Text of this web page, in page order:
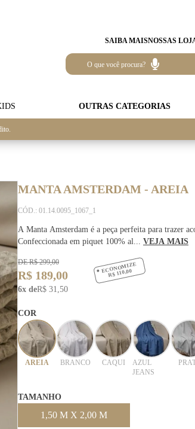
SAIBA MAISNOSSAS
OUTRAS CATEGORIAS
MANTA AMSTERDAM - AREIA
CÓD.: 01.14.0095_1067_1
A Manta Amsterdam é a peça perfeita para trazer
Confeccionada em piquet 100% al... VEJA MAIS
DE R$ 299,00
R$ 189,00
6x deR$ 31,50
ECONOMIZE
R$ 110,00
COR
AREIA BRANCO CAQUI
AZUL
JEANS
TAMANHO
1,50 M X 2,00 M